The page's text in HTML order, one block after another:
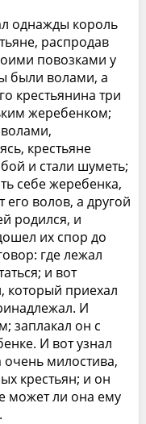
однажды король
распродав
повозками у
были волами, а
крестьянина три
жеребенком;
крестьяне
и стали шуметь;
себе жеребенка,
его волов, а другой
родился, и
их спор до
где лежал
и вот
который приехал
И
заплакал он с
И вот узнал
милостива,
крестьян; и он
может ли она ему